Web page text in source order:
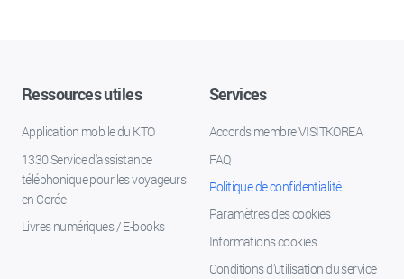
Ressources utiles
Application mobile du KTO
1330 Service d'assistance
téléphonique pour les voyageurs
en Corée
Livres numériques / E-books
Services
Accords membre VISITKOREA
FAQ
Politique de confidentialité
Paramètres des cookies
Informations cookies
Conditions d’utilisation du service